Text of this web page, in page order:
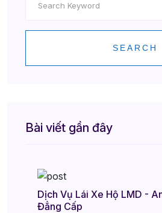
SEARCH
Bài viết gần đây
Dịch Vụ Lái Xe Hộ LMD -
Đẳng Cấp